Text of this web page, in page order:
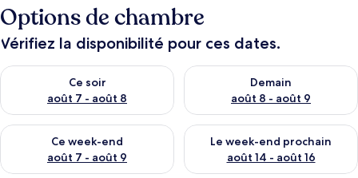
Options de chambre
Vérifiez la disponibilité pour ces dates.
Ce soir
août 7 - août 8
Vérifier la disponibilité pour ce soir août 7 - août 8
Demain
août 8 - août 9
Vérifier la disponibilité pour
Ce week-end
août 7 - août 9
Vérifier la disponibilité pour ce week-end août 7 - août 9
Le week-end prochain
août 14 - août 16
Vérifier la disponibilité pour